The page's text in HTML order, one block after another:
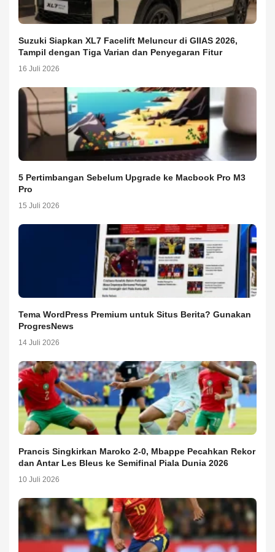
Suzuki Siapkan XL7 Facelift Meluncur di GIIAS 2026,
Tampil dengan Tiga Varian dan Penyegaran Fitur
16 Juli 2026
5 Pertimbangan Sebelum Upgrade ke Macbook Pro M3
Pro
15 Juli 2026
Tema WordPress Premium untuk Situs Berita? Gunakan
ProgresNews
14 Juli 2026
Prancis Singkirkan Maroko 2-0, Mbappe Pecahkan Rekor
dan Antar Les Bleus ke Semifinal Piala Dunia 2026
10 Juli 2026